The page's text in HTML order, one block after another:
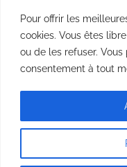
Pour offrir les
cookies. Vous êtes
ou de les refuser.
consentement à tout
> Concours
>Rencontre
>AFEC Jeunes
© Copyright 2022 - | Tous